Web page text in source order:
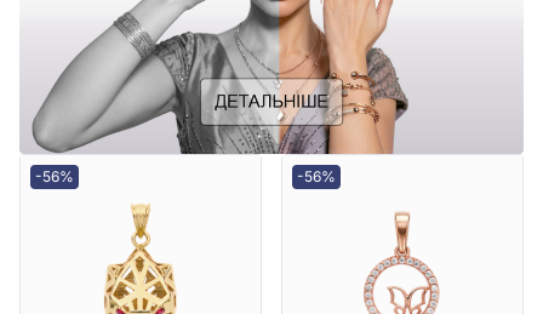
-56% -56%